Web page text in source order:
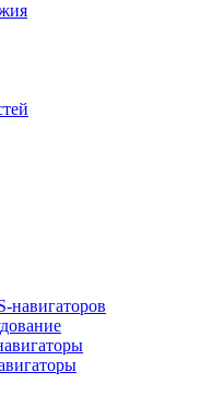
навигаторов